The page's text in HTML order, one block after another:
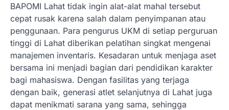
BAPOMI Lahat tidak ingin alat-alat mahal tersebut
cepat rusak karena salah dalam penyimpanan atau
penggunaan. Para pengurus UKM di setiap perguruan
tinggi di Lahat diberikan pelatihan singkat mengenai
manajemen inventaris. Kesadaran untuk menjaga aset
bersama ini menjadi bagian dari pendidikan karakter
bagi mahasiswa. Dengan fasilitas yang terjaga
dengan baik, generasi atlet selanjutnya di Lahat juga
dapat menikmati sarana yang sama, sehingga